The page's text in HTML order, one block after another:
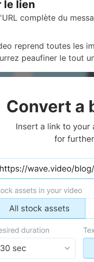
le lien
complète du
reprend toutes les
peaufiner le tout